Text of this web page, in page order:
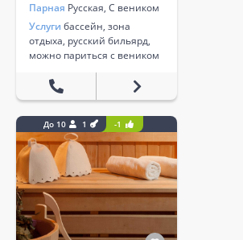
Парная Русская, С веником
Услуги бассейн, зона
отдыха, русский бильярд,
можно париться с веником
До 10 1 -1